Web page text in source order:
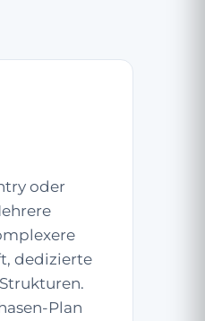
oder
dedizierte
Plan